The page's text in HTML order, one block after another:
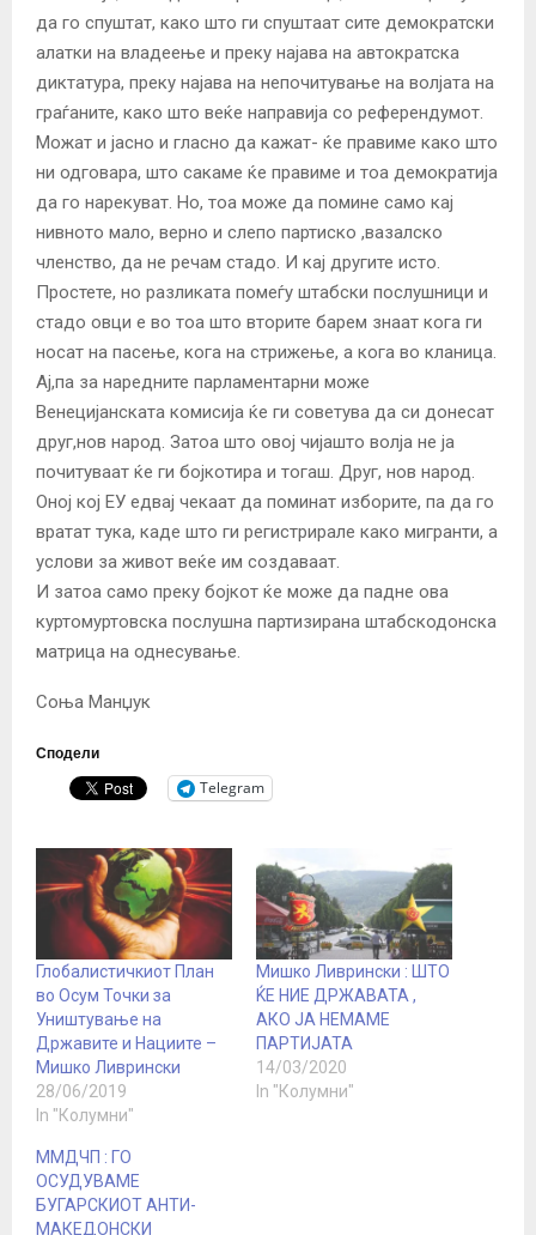
да го спуштат, како што ги спуштаат сите демократски
алатки на владеење и преку најава на автократска
диктатура, преку најава на непочитување на волјата на
граѓаните, како што веќе направија со референдумот.
Можат и јасно и гласно да кажат- ќе правиме како што
ни одговара, што сакаме ќе правиме и тоа демократија
да го нарекуват. Но, тоа може да помине само кај
нивното мало, верно и слепо партиско ,вазалско
членство, да не речам стадо. И кај другите исто.
Простете, но разликата помеѓу штабски послушници и
стадо овци е во тоа што вторите барем знаат кога ги
носат на пасење, кога на стрижење, а кога во кланица.
Ај,па за наредните парламентарни може
Венецијанската комисија ќе ги советува да си донесат
друг,нов народ. Затоа што овој чијашто волја не ја
почитуваат ќе ги бојкотира и тогаш. Друг, нов народ.
Оној кој ЕУ едвај чекаат да поминат изборите, па да го
вратат тука, каде што ги регистрирале како мигранти, а
услови за живот веќе им создаваат.
И затоа само преку бојкот ќе може да падне ова
куртомуртовска послушна партизирана штабскодонска
матрица на однесување.
Соња Манџук
Сподели
Telegram
Глобалистичкиот План
во Осум Точки за
Уништување на
Државите и Нациите –
Мишкo Ливрински
28/06/2019
In "Колумни"
Мишко Ливрински : ШТО
ЌЕ НИЕ ДРЖАВАТА ,
АКО ЈА НЕМАМЕ
ПАРТИЈАТА
14/03/2020
In "Колумни"
ММДЧП : ГО
ОСУДУВАМЕ
БУГАРСКИОТ АНТИ-
МАКЕДОНСКИ